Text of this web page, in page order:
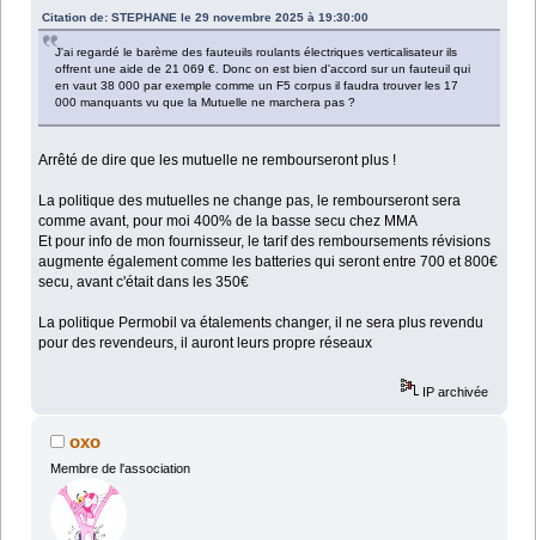
Citation de: STEPHANE le 29 novembre 2025 à 19:30:00
J'ai regardé le barème des fauteuils roulants électriques verticalisateur ils
offrent une aide de 21 069 €. Donc on est bien d'accord sur un fauteuil qui
en vaut 38 000 par exemple comme un F5 corpus il faudra trouver les 17
000 manquants vu que la Mutuelle ne marchera pas ?
Arrêté de dire que les mutuelle ne rembourseront plus !
La politique des mutuelles ne change pas, le rembourseront sera
comme avant, pour moi 400% de la basse secu chez MMA
Et pour info de mon fournisseur, le tarif des remboursements révisions
augmente également comme les batteries qui seront entre 700 et 800€
secu, avant c'était dans les 350€
La politique Permobil va étalements changer, il ne sera plus revendu
pour des revendeurs, il auront leurs propre réseaux
IP archivée
oxo
Membre de l'association